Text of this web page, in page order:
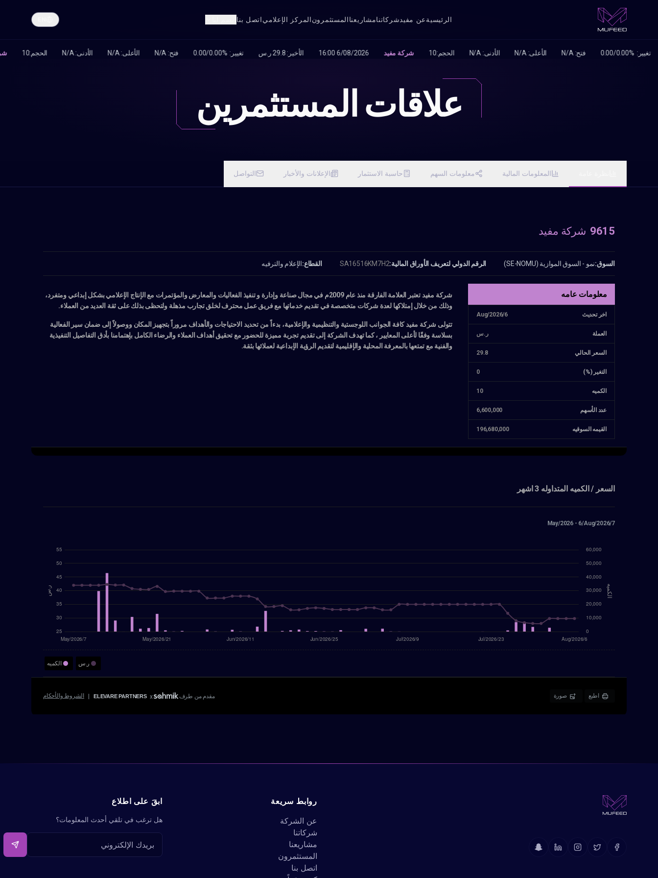
الرئيسيةعن مفيدشركاتنامشاريعناالمستثمرونالمركز الإعلامياتصل بنا
علاقات المستثمرين
المعلومات المالية معلومات السهم حاسبة الاستثمار الإعلانات والأخبار التواصل
روابط سريعة
عن الشركة
شركاتنا
مشاريعنا
المستثمرون
اتصل بنا
ابقَ على اطلاع
هل ترغب في تلقي أحدث المعلومات؟